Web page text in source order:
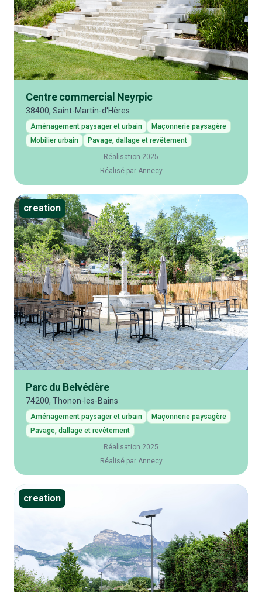
Centre commercial Neyrpic
38400, Saint-Martin-d'Hères
Aménagement paysager et urbain
Maçonnerie paysagère
Mobilier urbain
Pavage, dallage et revêtement
Réalisation 2025
Réalisé par Annecy
creation
Parc du Belvédère
74200, Thonon-les-Bains
Aménagement paysager et urbain
Maçonnerie paysagère
Pavage, dallage et revêtement
Réalisation 2025
Réalisé par Annecy
creation